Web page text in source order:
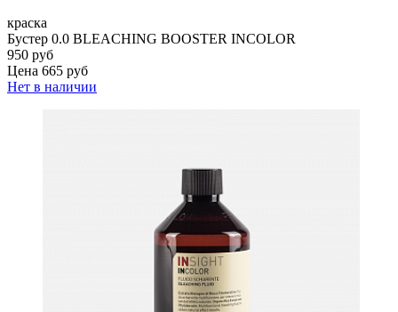
краска
Бустер 0.0 BLEACHING BOOSTER INCOLOR
950 руб
Цена 665 руб
Нет в наличии